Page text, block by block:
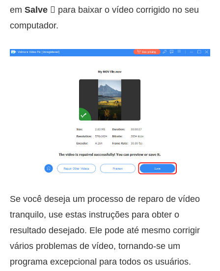
em Salve  para baixar o vídeo corrigido no seu
computador.
Se você deseja um processo de reparo de vídeo
tranquilo, use estas instruções para obter o
resultado desejado. Ele pode até mesmo corrigir
vários problemas de vídeo, tornando-se um
programa excepcional para todos os usuários.